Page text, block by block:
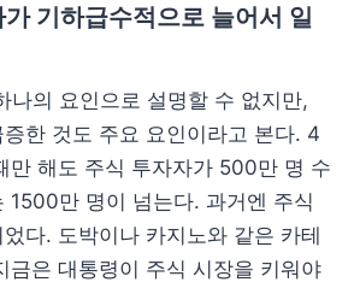
기하급수적으로 늘어서 일
나의 요인으로 설명할 수 없지만,
한 것도 주요 요인이라고 본다. 4
만 해도 주식 투자자가 500만 명 수
1500만 명이 넘는다. 과거엔 주식
다. 도박이나 카지노와 같은 카테
금은 대통령이 주식 시장을 키워야